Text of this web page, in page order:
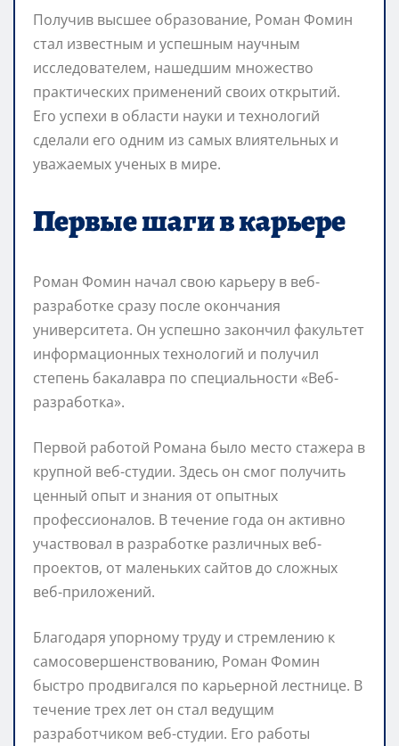
Получив высшее образование, Роман Фомин
стал известным и успешным научным
исследователем, нашедшим множество
практических применений своих открытий.
Его успехи в области науки и технологий
сделали его одним из самых влиятельных и
уважаемых ученых в мире.
Первые шаги в карьере
Роман Фомин начал свою карьеру в веб-
разработке сразу после окончания
университета. Он успешно закончил факультет
информационных технологий и получил
степень бакалавра по специальности «Веб-
разработка».
Первой работой Романа было место стажера в
крупной веб-студии. Здесь он смог получить
ценный опыт и знания от опытных
профессионалов. В течение года он активно
участвовал в разработке различных веб-
проектов, от маленьких сайтов до сложных
веб-приложений.
Благодаря упорному труду и стремлению к
самосовершенствованию, Роман Фомин
быстро продвигался по карьерной лестнице. В
течение трех лет он стал ведущим
разработчиком веб-студии. Его работы